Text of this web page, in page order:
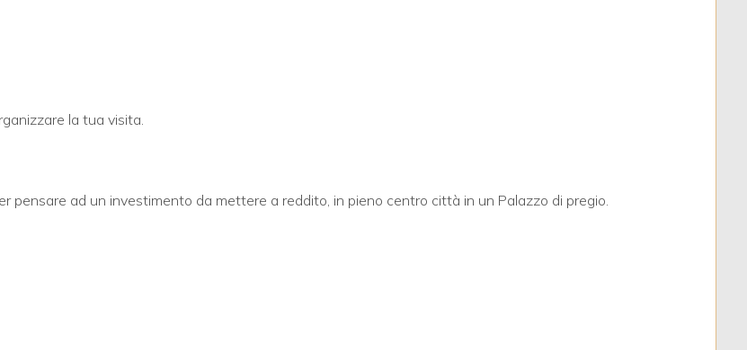
la tua visita.
pensare ad un investimento da mettere a reddito, in pieno centro città in un Palazzo di pregio.